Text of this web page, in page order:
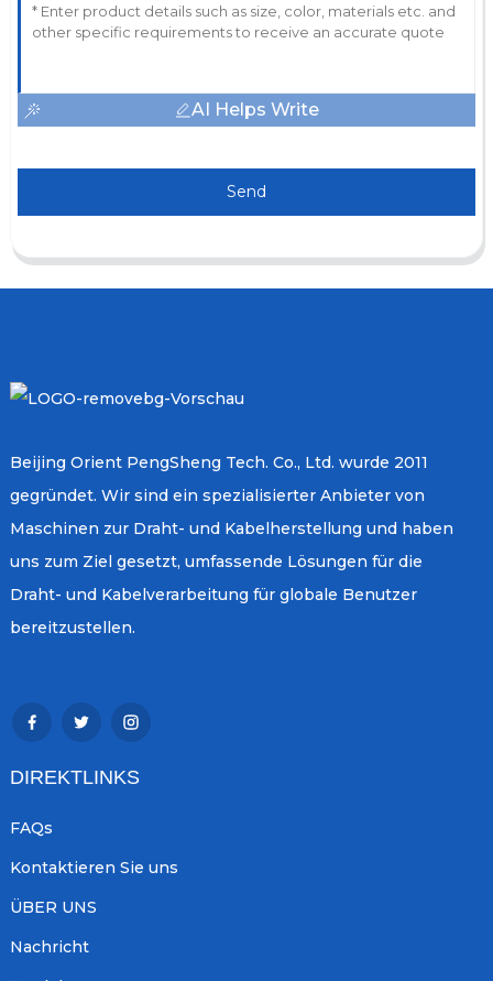
AI Helps Write
Send
Beijing Orient PengSheng Tech. Co., Ltd. wurde 2011
gegründet. Wir sind ein spezialisierter Anbieter von
Maschinen zur Draht- und Kabelherstellung und haben
uns zum Ziel gesetzt, umfassende Lösungen für die
Draht- und Kabelverarbeitung für globale Benutzer
bereitzustellen.
DIREKTLINKS
FAQs
Kontaktieren Sie uns
ÜBER UNS
Nachricht